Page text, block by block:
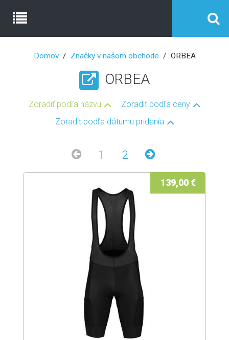
Domov Značky v našom obchode ORBEA
ORBEA
Zoradiť podľa názvu
Zoradiť podľa ceny
Zoradiť podľa dátumu pridania
1 2
139,00 €